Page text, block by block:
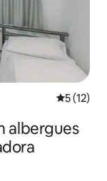
5 de uma
5 (12)
albergues